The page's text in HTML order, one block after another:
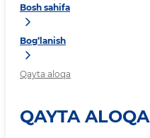
Bosh sahifa
Bog‘lanish
Qayta aloqa
QAYTA ALOQA